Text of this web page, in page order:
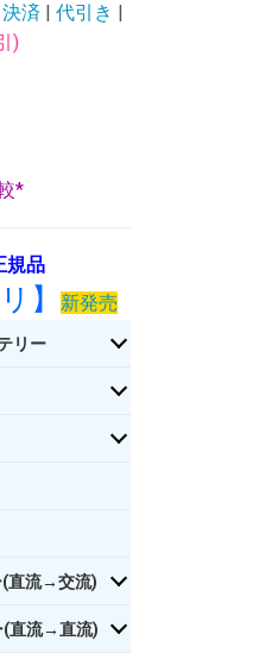
済 | 代引き |
)
*
規品
】 新発売
リー
(直流→交流)
(直流→直流)